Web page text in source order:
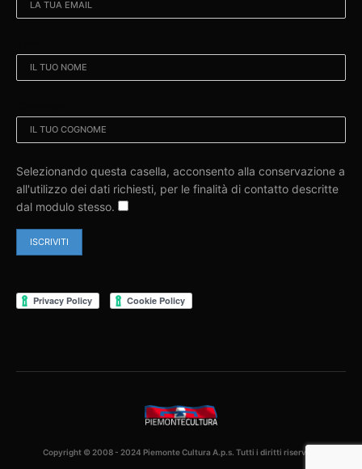
Selezionando questa casella, acconsento alla conservazione a
all'utilizzo dei dati richiesti, per le finalità di contatto descritte
dal modulo stesso.
Copyright © 2008 - 2024 Piemonte Cultura A.p.s. Tutti i diritti riservati.